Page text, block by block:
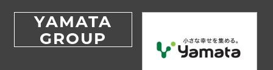
YAMATA
GROUP